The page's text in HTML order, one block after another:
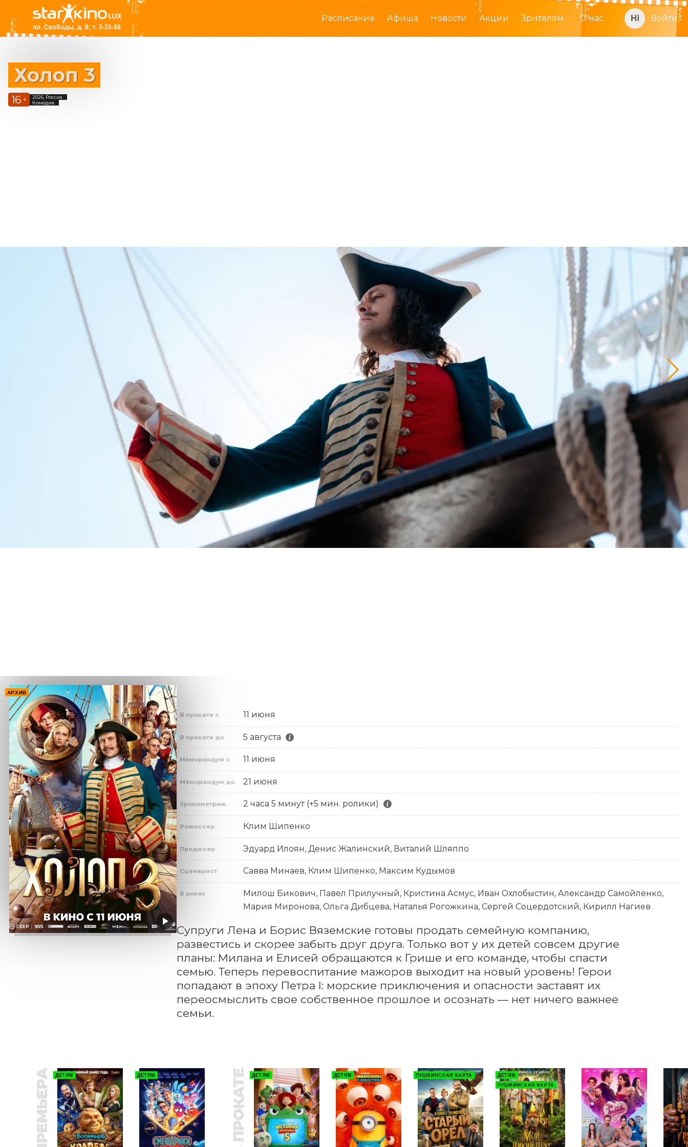
Расписание Афиша Новости Акции Зрителям О нас Войти
Холоп 3
16 +
2026, Россия
Комедия
АРХИВ
В прокате с 11 июня
В прокате до 5 августа
Меморандум с 11 июня
Меморандум до 21 июня
Хронометраж 2 часа 5 минут (+5 мин. ролики)
Режиссер Клим Шипенко
Продюсер Эдуард Илоян, Денис Жалинский, Виталий Шляппо
Сценарист Савва Минаев, Клим Шипенко, Максим Кудымов
В ролях
Милош Бикович, Павел Прилучный, Кристина Асмус, Иван Охлобыстин, Александр Самойленко,
Мария Миронова, Ольга Дибцева, Наталья Рогожкина, Сергей Соцердотский, Кирилл Нагиев
Супруги Лена и Борис Вяземские готовы продать семейную компанию,
развестись и скорее забыть друг друга. Только вот у их детей совсем другие
планы: Милана и Елисей обращаются к Грише и его команде, чтобы спасти
семью. Теперь перевоспитание мажоров выходит на новый уровень! Герои
попадают в эпоху Петра I: морские приключения и опасности заставят их
переосмыслить свое собственное прошлое и осознать — нет ничего важнее
семьи.
ПРЕМЬЕРА ДЕТЯМ ДЕТЯМ В ПРОКАТЕ ДЕТЯМ ДЕТЯМ ПУШКИНСКАЯ КАРТА
ДЕТЯМ
ПУШКИНСКАЯ КАРТА